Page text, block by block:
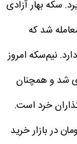
سکه بهار آزادی
هزارتومان معامله شد که
نیم‌سکه امروز
شد و همچنان
خرد است.
میلیون و ۲۰۰ هزار تومان در بازار خرید